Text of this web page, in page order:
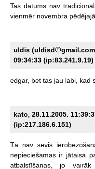
Tas datums nav
vienmēr novembra pēdējajā
uldis (uldisd
09:34:33 (ip:83.241.9.19)
edgar, bet tas jau labi, kad
kato, 28.11.2005.
(ip:217.186.6.151)
Tā nav sevis
nepieciešamas ir jātaisa
atbalstīšanas,
jo vairāk